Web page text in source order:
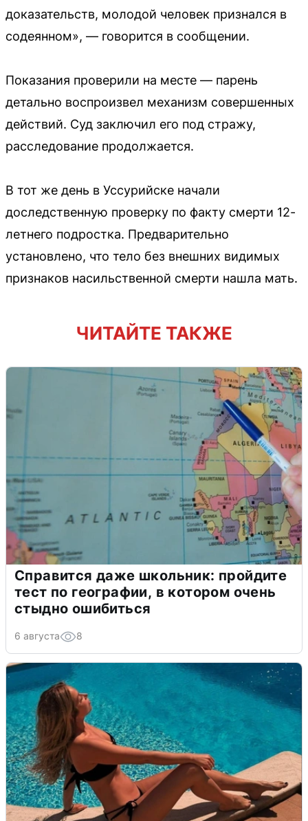
доказательств, молодой человек признался в
содеянном», — говорится в сообщении.
Показания проверили на месте — парень
детально воспроизвел механизм совершенных
действий. Суд заключил его под стражу,
расследование продолжается.
В тот же день в Уссурийске начали
доследственную проверку по факту смерти 12-
летнего подростка. Предварительно
установлено, что тело без внешних видимых
признаков насильственной смерти нашла мать.
ЧИТАЙТЕ ТАКЖЕ
Справится даже школьник: пройдите
тест по географии, в котором очень
стыдно ошибиться
6 августа 8